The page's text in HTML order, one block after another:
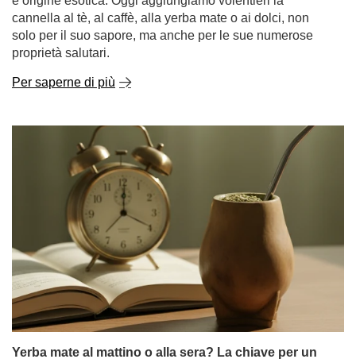
solo per il suo sapore, ma anche per le sue numerose
proprietà salutari.
Per saperne di più
Yerba mate al mattino o alla sera? La chiave per un